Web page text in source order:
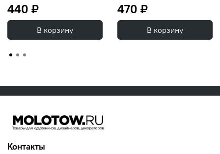
440 ₽
В корзину
470 ₽
В корзину
Контакты